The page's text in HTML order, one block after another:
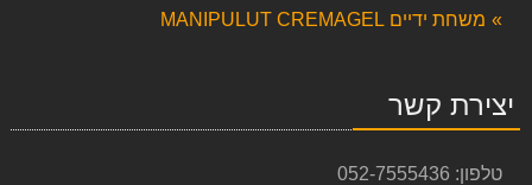
משחת ידיים MANIPULUT CREMAGEL
יצירת קשר
טלפון: 052-7555436